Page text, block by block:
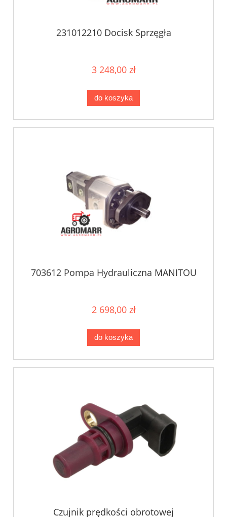
231012210 Docisk Sprzęgła
3 248,00 zł
do koszyka
703612 Pompa Hydrauliczna MANITOU
2 698,00 zł
do koszyka
Czujnik prędkości obrotowej